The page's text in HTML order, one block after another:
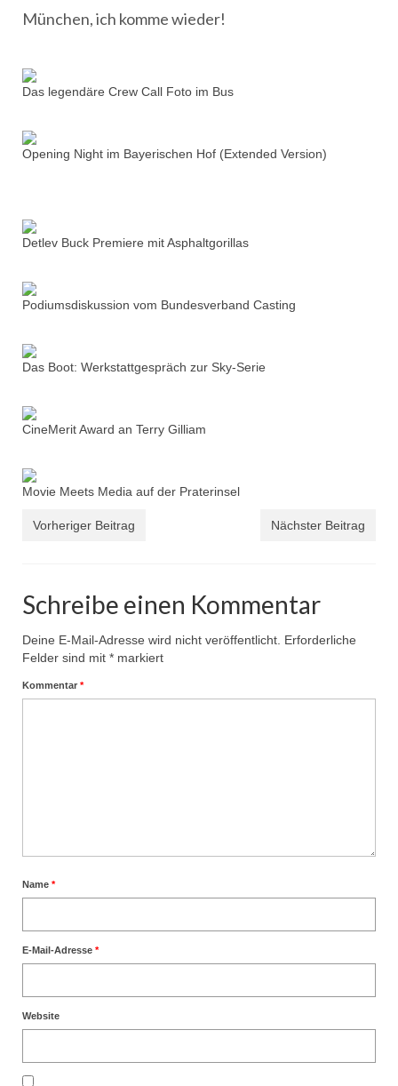
München, ich komme wieder!
Das legendäre Crew Call Foto im Bus
Opening Night im Bayerischen Hof (Extended Version)
Detlev Buck Premiere mit Asphaltgorillas
Podiumsdiskussion vom Bundesverband Casting
Das Boot: Werkstattgespräch zur Sky-Serie
CineMerit Award an Terry Gilliam
Movie Meets Media auf der Praterinsel
Vorheriger Beitrag Nächster Beitrag
Schreibe einen Kommentar
Deine E-Mail-Adresse wird nicht veröffentlicht. Erforderliche
Felder sind mit * markiert
Kommentar *
Name *
E-Mail-Adresse *
Website